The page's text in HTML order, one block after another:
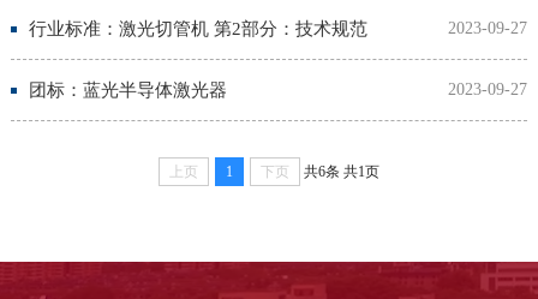
行业标准：激光切管机 第2部分：技术规范 2023-09-27
团标：蓝光半导体激光器 2023-09-27
上页 1 下页 共6条 共1页